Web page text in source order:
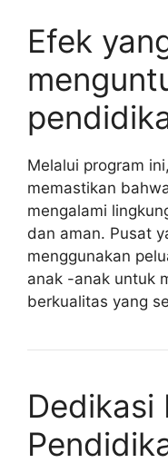
Efek
Melalui program
memastikan
mengalami
dan aman. Pusat
menggunakan
anak -anak untuk
berkualitas yang
Dedikasi